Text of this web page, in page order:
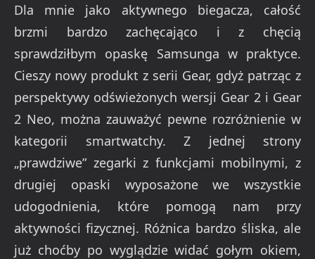
Dla mnie jako aktywnego biegacza, całość
brzmi bardzo zachęcająco i z chęcią
sprawdziłbym opaskę Samsunga w praktyce.
Cieszy nowy produkt z serii Gear, gdyż patrząc z
perspektywy odświeżonych wersji Gear 2 i Gear
2 Neo, można zauważyć pewne rozróżnienie w
kategorii smartwatchy. Z jednej strony
„prawdziwe” zegarki z funkcjami mobilnymi, z
drugiej opaski wyposażone we wszystkie
udogodnienia, które pomogą nam przy
aktywności fizycznej. Różnica bardzo śliska, ale
już choćby po wyglądzie widać gołym okiem,